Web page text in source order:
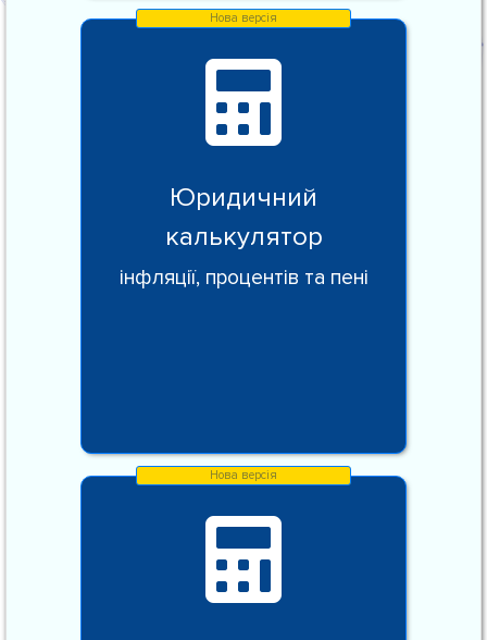
Юридичний
калькулятор
інфляції, процентів та пені